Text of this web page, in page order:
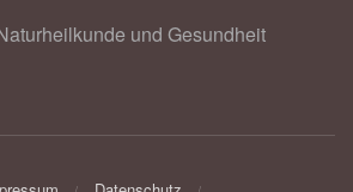
und Gesundheit